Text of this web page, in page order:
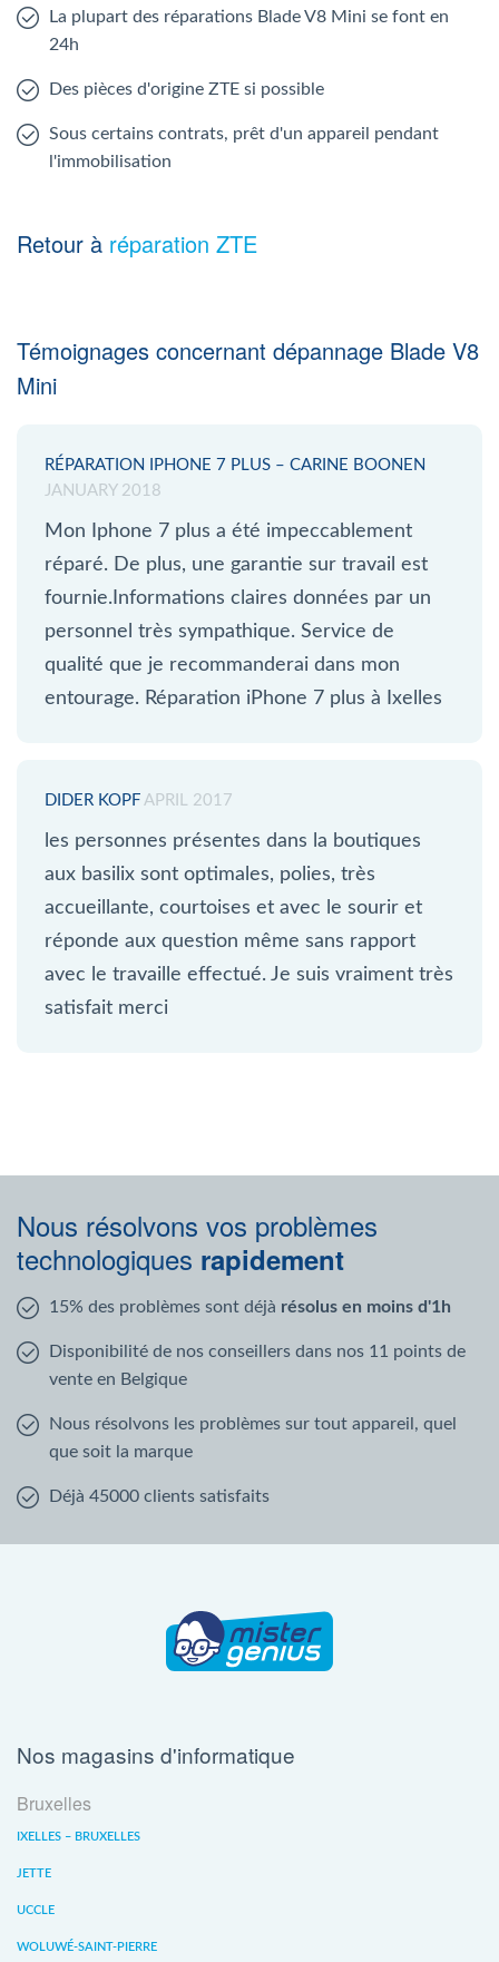
La plupart des réparations Blade V8 Mini se font en
24h
Des pièces d'origine ZTE si possible
Sous certains contrats, prêt d'un appareil pendant
l'immobilisation
Retour à réparation ZTE
Témoignages concernant dépannage Blade V8
Mini
RÉPARATION IPHONE 7 PLUS – CARINE BOONEN
JANUARY 2018
Mon Iphone 7 plus a été impeccablement
réparé. De plus, une garantie sur travail est
fournie.Informations claires données par un
personnel très sympathique. Service de
qualité que je recommanderai dans mon
entourage. Réparation iPhone 7 plus à Ixelles
DIDER KOPF APRIL 2017
les personnes présentes dans la boutiques
aux basilix sont optimales, polies, très
accueillante, courtoises et avec le sourir et
réponde aux question même sans rapport
avec le travaille effectué. Je suis vraiment très
satisfait merci
Nous résolvons vos problèmes
technologiques rapidement
15% des problèmes sont déjà résolus en moins d'1h
Disponibilité de nos conseillers dans nos 11 points de
vente en Belgique
Nous résolvons les problèmes sur tout appareil, quel
que soit la marque
Déjà 45000 clients satisfaits
Nos magasins d'informatique
Bruxelles
IXELLES – BRUXELLES
JETTE
UCCLE
WOLUWÉ-SAINT-PIERRE